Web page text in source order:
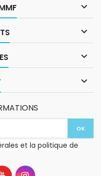




et la politique de